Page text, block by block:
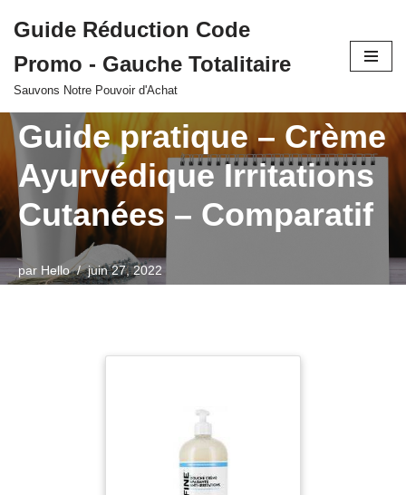
au
contenu
Guide Réduction Code
Promo - Gauche Totalitaire
Sauvons Notre Pouvoir d'Achat
Guide pratique – Crème
Ayurvédique Irritations
Cutanées – Comparatif
par Hello juin 27, 2022